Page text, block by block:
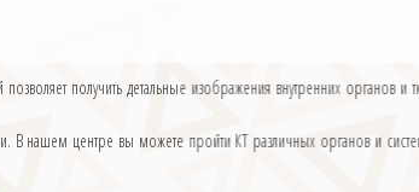
получить детальные изображения внутренних
нашем центре вы можете пройти КТ различных органов и